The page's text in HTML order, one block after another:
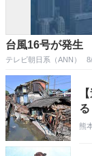
台風16号が発生
テレビ朝日系（ANN）
熊